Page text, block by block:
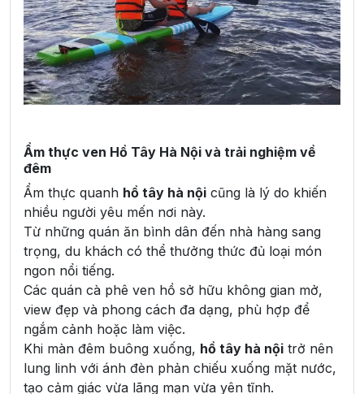
Ẩm thực ven Hồ Tây Hà Nội và trải nghiệm về
đêm
Ẩm thực quanh hồ tây hà nội cũng là lý do khiến
nhiều người yêu mến nơi này.
Từ những quán ăn bình dân đến nhà hàng sang
trọng, du khách có thể thưởng thức đủ loại món
ngon nổi tiếng.
Các quán cà phê ven hồ sở hữu không gian mở,
view đẹp và phong cách đa dạng, phù hợp để
ngắm cảnh hoặc làm việc.
Khi màn đêm buông xuống, hồ tây hà nội trở nên
lung linh với ánh đèn phản chiếu xuống mặt nước,
tạo cảm giác vừa lãng mạn vừa yên tĩnh.